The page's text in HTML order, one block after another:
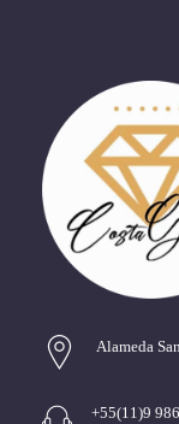
Alameda
+55(11)9